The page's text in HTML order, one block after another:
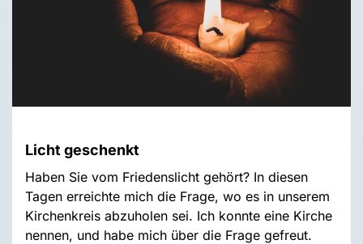
Licht geschenkt
Haben Sie vom Friedenslicht gehört? In diesen
Tagen erreichte mich die Frage, wo es in unserem
Kirchenkreis abzuholen sei. Ich konnte eine Kirche
nennen, und habe mich über die Frage gefreut.